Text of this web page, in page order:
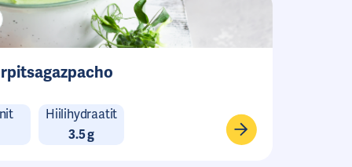
Hiilihydraatit
3.5 g